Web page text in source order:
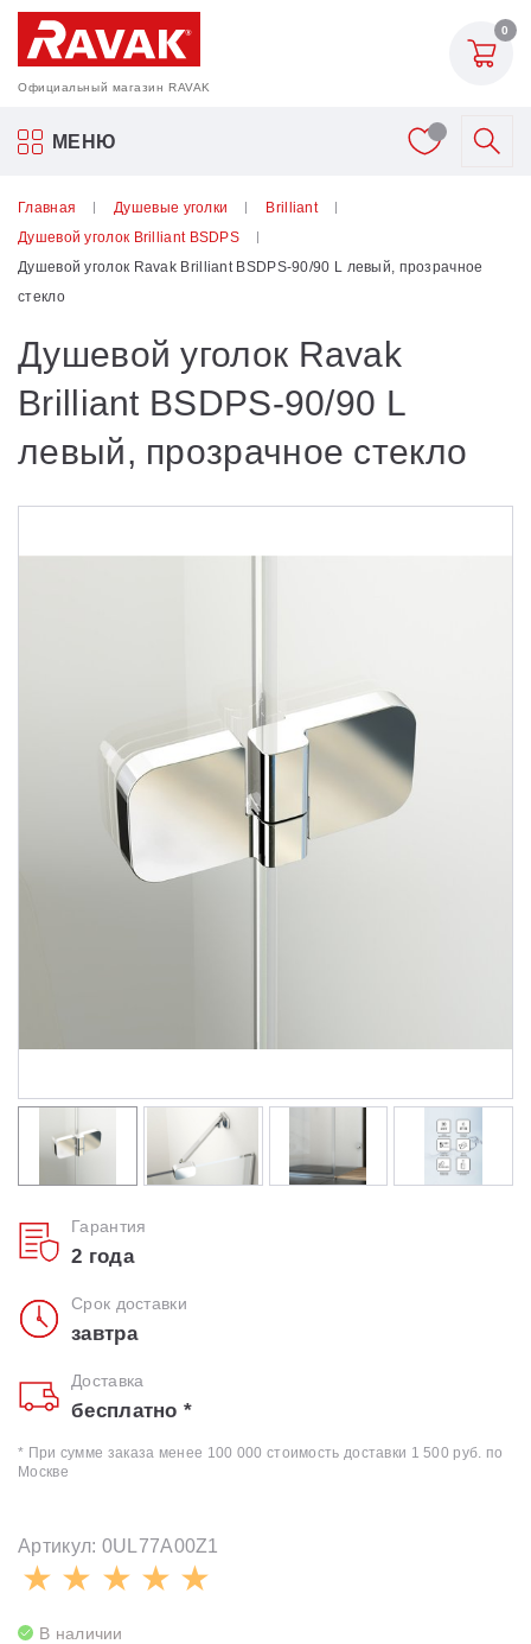
Официальный магазин RAVAK
0
МЕНЮ
Акриловые ванны Ravak
Шторки для ванн
Аксессуары
Унитазы и биде
Душевые двери
Сиденья OVO для душевых уголков
Полотенцесушители
Гидромассаж для ванны
Душевые каналы
Главная Душевые уголки
Brilliant
Душевой уголок Brilliant BSDPS
Душевой уголок Ravak Brilliant BSDPS-90/90 L левый, прозрачное
стекло
Душевой уголок Ravak
Brilliant BSDPS-90/90 L
левый, прозрачное стекло
Гарантия
2 года
Срок доставки
завтра
Доставка
бесплатно *
* При сумме заказа менее 100 000 стоимость доставки 1 500 руб. по
Москве
Артикул: 0UL77A00Z1
В наличии